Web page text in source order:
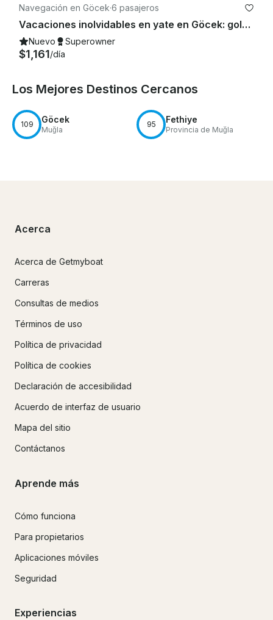
Navegación en Göcek·6 pasajeros
Vacaciones inolvidables en yate en Göcek: goleta de 3 cabinas con tripulación
Nuevo Superowner
$1,161/día
Los Mejores Destinos Cercanos
109 Göcek
Muğla
95 Fethiye
Provincia de Muğla
Acerca
Acerca de Getmyboat
Carreras
Consultas de medios
Términos de uso
Política de privacidad
Política de cookies
Declaración de accesibilidad
Acuerdo de interfaz de usuario
Mapa del sitio
Contáctanos
Aprende más
Cómo funciona
Para propietarios
Aplicaciones móviles
Seguridad
Experiencias